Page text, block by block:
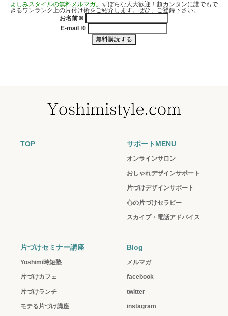
よしみスタイルの無料メルマガ。 ずぼらな人大歓迎！超カンタンに誰でもで
きるワンランク上の片付け術をご紹介します。ぜひ、ご登録下さい。
お名前※
E-mail ※
TOP サポートMENU
オンラインサロン
おしゃれデザインサポート
片づけデザインサポート
心の片づけセラピー
スカイプ・電話アドバイス
片づけセミナー講座
Yoshimi時短塾
片づけカフェ
片づけランチ
モテる片づけ講座
Blog
メルマガ
facebook
twitter
instagram